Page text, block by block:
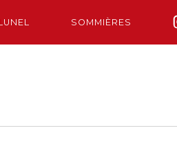
SOMMIÈRES